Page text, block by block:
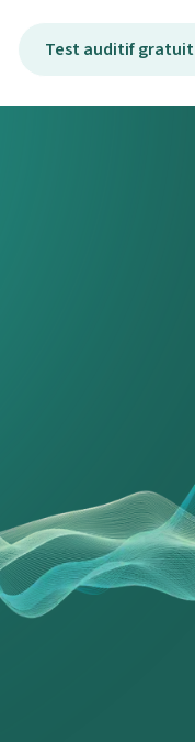
Test auditif gratuit